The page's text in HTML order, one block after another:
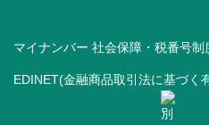
マイナンバー 社会保障・税番号制
EDINET(金融商品取引法に基づく